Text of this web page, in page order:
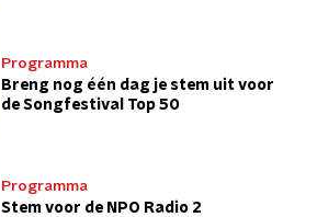
Programma
Breng nog één dag je stem uit voor
de Songfestival Top 50
Programma
Stem voor de NPO Radio 2